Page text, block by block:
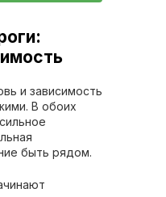
и зависимость
В обоих
быть рядом.